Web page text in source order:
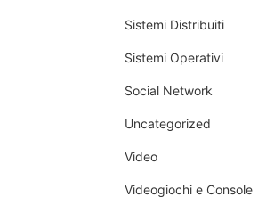
Sistemi Distribuiti
Sistemi Operativi
Social Network
Uncategorized
Video
Videogiochi e Console